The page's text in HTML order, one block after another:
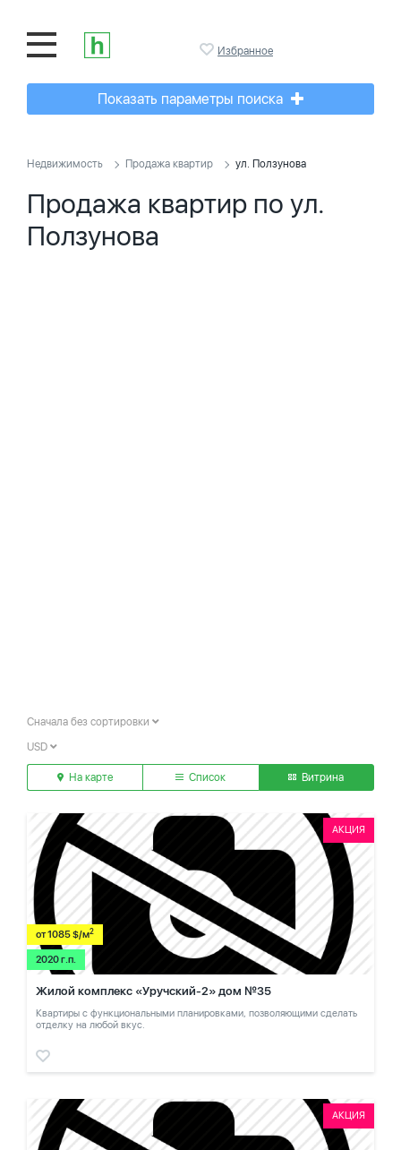
Избранное
Показать параметры поиска
Недвижимость Продажа квартир ул. Ползунова
Продажа квартир по ул.
Ползунова
Сначала без сортировки
USD
На карте Список Витрина
АКЦИЯ
от 1085 $/м2
2020 г.п.
Жилой комплекс «Уручский-2» дом №35
Квартиры с функциональными планировками, позволяющими сделать
отделку на любой вкус.
АКЦИЯ